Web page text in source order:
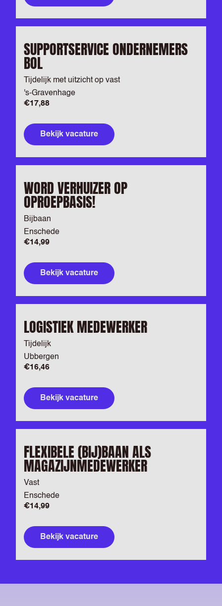
SUPPORTSERVICE ONDERNEMERS
BOL
Tijdelijk met uitzicht op vast
's-Gravenhage
€17,88
Bekijk vacature
WORD VERHUIZER OP
OPROEPBASIS!
Bijbaan
Enschede
€14,99
Bekijk vacature
LOGISTIEK MEDEWERKER
Tijdelijk
Ubbergen
€16,46
Bekijk vacature
FLEXIBELE (BIJ)BAAN ALS
MAGAZIJNMEDEWERKER
Vast
Enschede
€14,99
Bekijk vacature